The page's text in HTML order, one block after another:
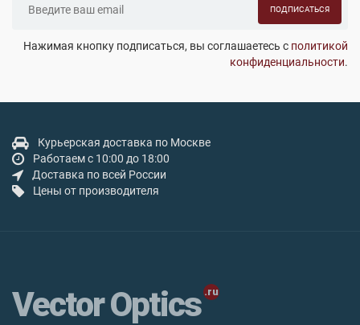
ПОДПИСАТЬСЯ
Нажимая кнопку подписаться, вы соглашаетесь с политикой
конфиденциальности.
Курьерская доставка по Москве
Работаем с 10:00 до 18:00
Доставка по всей России
Цены от производителя
Vector Optics